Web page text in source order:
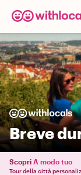
Breve
Scopri A modo tuo
Tour della città